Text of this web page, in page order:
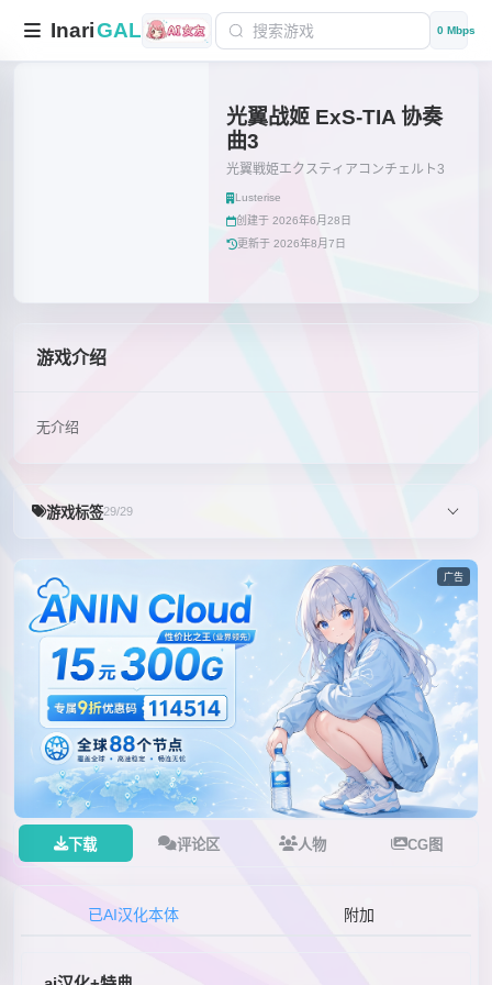
InariGAL 0 Mbps
光翼战姬 ExS-TIA 协奏
曲3
光翼戦姫エクスティアコンチェルト3
Lusterise
创建于 2026年6月28日
更新于 2026年8月7日
游戏介绍
无介绍
游戏标签29/29
广告
下载 评论区 人物 CG图
已AI汉化本体 附加